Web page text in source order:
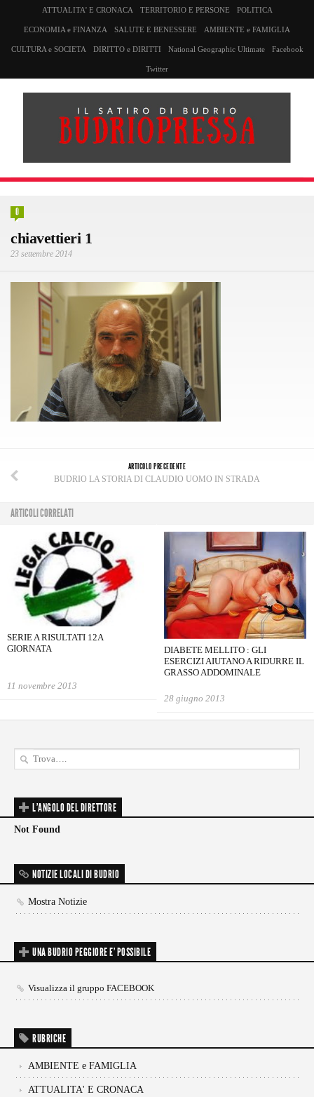
ATTUALITA’ E CRONACA TERRITORIO E PERSONE POLITICA
ECONOMIA e FINANZA SALUTE E BENESSERE AMBIENTE e FAMIGLIA
CULTURA e SOCIETA DIRITTO e DIRITTI National Geographic Ultimate Facebook
Twitter
0
chiavettieri 1
23 settembre 2014
ARTICOLO PRECEDENTE
BUDRIO LA STORIA DI CLAUDIO UOMO IN STRADA
ARTICOLI CORRELATI
SERIE A RISULTATI 12A
GIORNATA
11 novembre 2013
DIABETE MELLITO : GLI
ESERCIZI AIUTANO A RIDURRE IL
GRASSO ADDOMINALE
28 giugno 2013
L'ANGOLO DEL DIRETTORE
Not Found
NOTIZIE LOCALI DI BUDRIO
Mostra Notizie
UNA BUDRIO PEGGIORE E’ POSSIBILE
Visualizza il gruppo FACEBOOK
RUBRICHE
AMBIENTE e FAMIGLIA
ATTUALITA' E CRONACA